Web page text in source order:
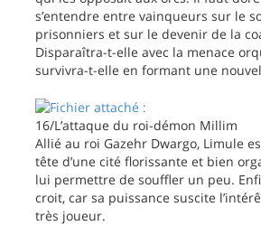
s’entendre entre vainqueurs sur le
prisonniers et sur le devenir de la
Disparaîtra-t-elle avec la menace
survivra-t-elle en formant une
16/L’attaque du roi-démon Millim
Allié au roi Gazehr Dwargo, Limule
tête d’une cité florissante et bien
lui permettre de souffler un peu.
croit, car sa puissance suscite
très joueur.